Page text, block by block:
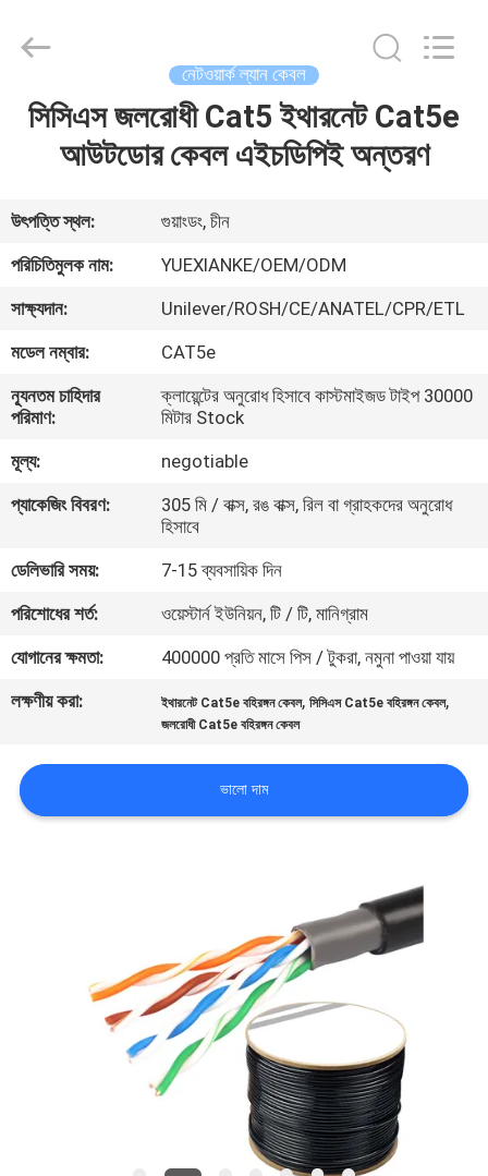
বাড়ি
ভিডিও
আমাদের
সম্পর্কে
ভ্রমণ
নিয়ন্ত্রণ
যোগাযোগ
করুন
খবর
গোপনীয়তা
Industry
Reserved.
নেটওয়ার্ক ল্যান কেবল
সিসিএস জলরোধী Cat5 ইথারনেট Cat5e
আউটডোর কেবল এইচডিপিই অন্তরণ
উৎপত্তি স্থল:
গুয়াংডং, চীন
পরিচিতিমুলক নাম:
YUEXIANKE/OEM/ODM
সাক্ষ্যদান:
Unilever/ROSH/CE/ANATEL/CPR/ETL
মডেল নম্বার:
CAT5e
ন্যূনতম চাহিদার
পরিমাণ:
ক্লায়েন্টের অনুরোধ হিসাবে কাস্টমাইজড টাইপ 30000
মিটার Stock
মূল্য:
negotiable
প্যাকেজিং বিবরণ:
305 মি / বাক্স, রঙ বাক্স, রিল বা গ্রাহকদের অনুরোধ
হিসাবে
ডেলিভারি সময়:
7-15 ব্যবসায়িক দিন
পরিশোধের শর্ত:
ওয়েস্টার্ন ইউনিয়ন, টি / টি, মানিগ্রাম
যোগানের ক্ষমতা:
400000 প্রতি মাসে পিস / টুকরা, নমুনা পাওয়া যায়
লক্ষণীয় করা:
ইথারনেট Cat5e বহিরঙ্গন কেবল,সিসিএস Cat5e বহিরঙ্গন কেবল,
জলরোধী Cat5e বহিরঙ্গন কেবল
ভালো দাম